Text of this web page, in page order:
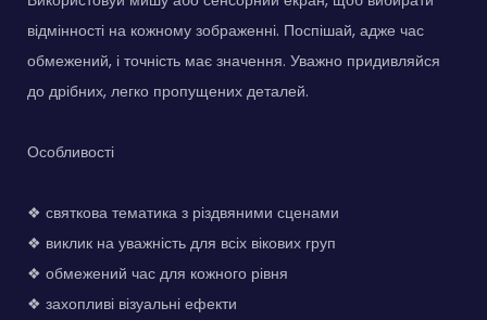
відмінності на кожному зображенні. Поспішай, адже час
обмежений, і точність має значення. Уважно придивляйся
до дрібних, легко пропущених деталей.
Особливості
❖ святкова тематика з різдвяними сценами
❖ виклик на уважність для всіх вікових груп
❖ обмежений час для кожного рівня
❖ захопливі візуальні ефекти